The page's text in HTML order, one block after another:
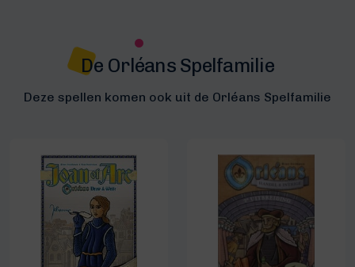
De Orléans Spelfamilie
Deze spellen komen ook uit de Orléans Spelfamilie